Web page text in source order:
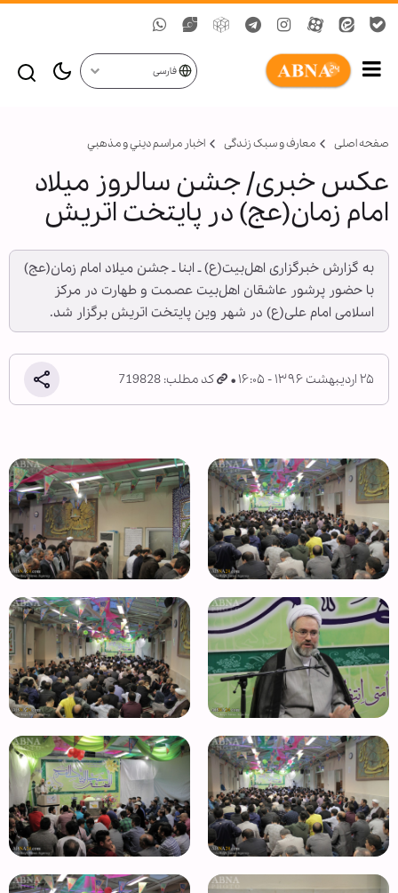
فارسی
صفحه اصلی معارف و سبک زندگی اخبار مراسم ديني و مذهبي
عکس خبری/ جشن سالروز میلاد
امام زمان(عج) در پایتخت اتریش
به گزارش خبرگزاری اهل‌بیت(ع) ـ ابنا ـ جشن میلاد امام زمان(عج)
با حضور پرشور عاشقان اهل‌بیت عصمت و طهارت در مرکز
اسلامی امام علی(ع) در شهر وین پایتخت اتریش برگزار شد.
۲۵ اردیبهشت ۱۳۹۶ - ۱۶:۰۵ کد مطلب: 719828